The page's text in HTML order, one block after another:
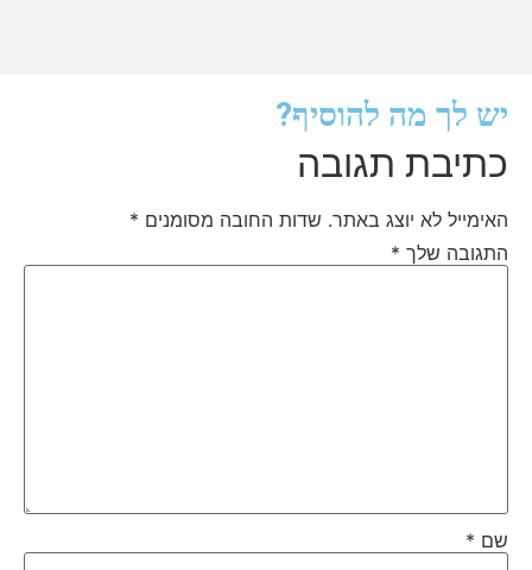
יש לך מה להוסיף?
כתיבת תגובה
האימייל לא יוצג באתר. שדות החובה מסומנים *
התגובה שלך *
שם *